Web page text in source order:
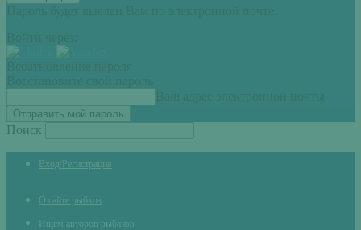
Пароль будет выслан Вам по электронной почте.
Войти через:
Всоатновление пароля
Восстановите свой пароль
Ваш адрес электронной почты
Поиск
Вход/Регистрация
О сайте рыбхоз
Ищем авторов рыбаков